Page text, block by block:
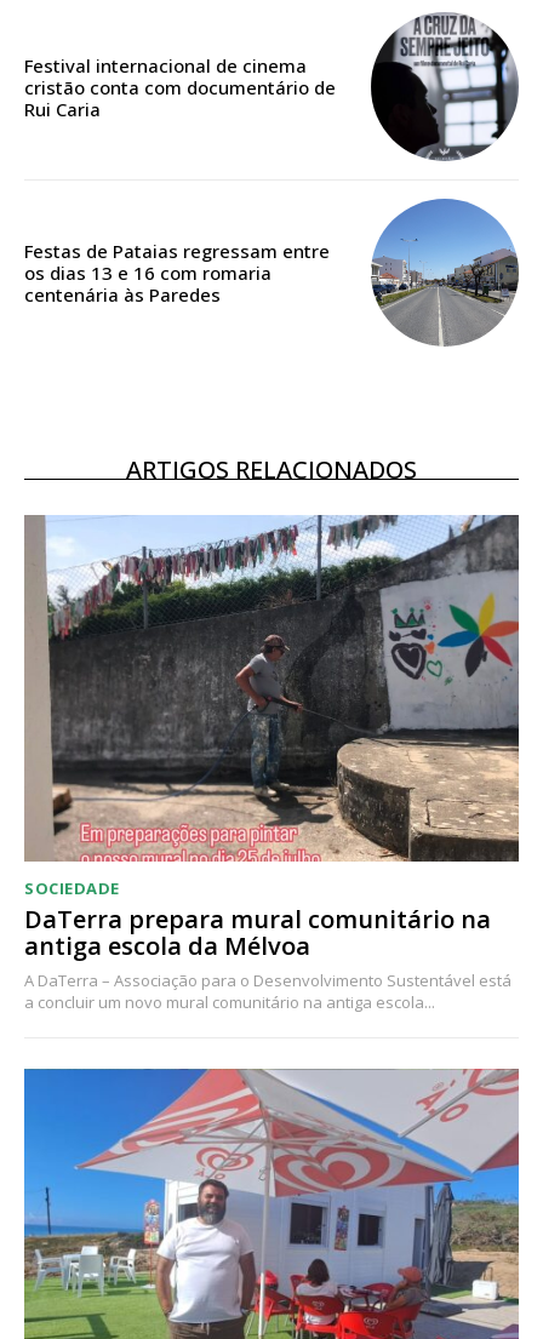
Edição em papel entregue à Quinta-feira em sua
Acesso ao conteúdo online
Acesso aos conteúdos Exclusivos para
16€
12 meses
Acesso ao conteúdo online
Acesso aos conteúdos Exclusivos para
assinantes
Ofertas para assinatura anual
Escolha o plano
Festival internacional de cinema
cristão conta com documentário de
Rui Caria
Festas de Pataias regressam entre
os dias 13 e 16 com romaria
centenária às Paredes
ARTIGOS RELACIONADOS
SOCIEDADE
DaTerra prepara mural comunitário na
antiga escola da Mélvoa
A DaTerra – Associação para o Desenvolvimento Sustentável está
a concluir um novo mural comunitário na antiga escola...